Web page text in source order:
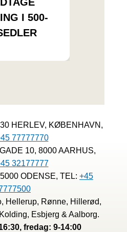
I 500-
HERLEV, KØBENHAVN,
77777770
10, 8000 AARHUS,
32177777
ODENSE, TEL: +45
Hellerup, Rønne, Hillerød,
Esbjerg & Aalborg.
fredag: 9-14:00